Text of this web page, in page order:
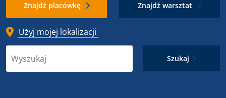
Znajdź placówkę Znajdź warsztat
Użyj mojej lokalizacji
Szukaj